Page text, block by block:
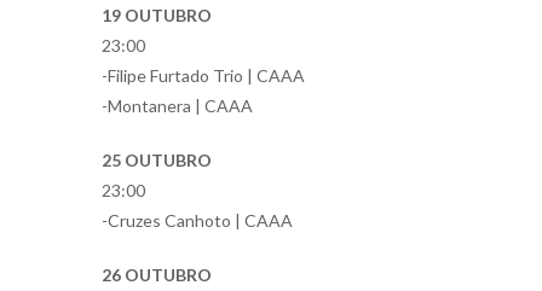
19 OUTUBRO
23:00
-Filipe Furtado Trio | CAAA
-Montanera | CAAA
25 OUTUBRO
23:00
-Cruzes Canhoto | CAAA
26 OUTUBRO